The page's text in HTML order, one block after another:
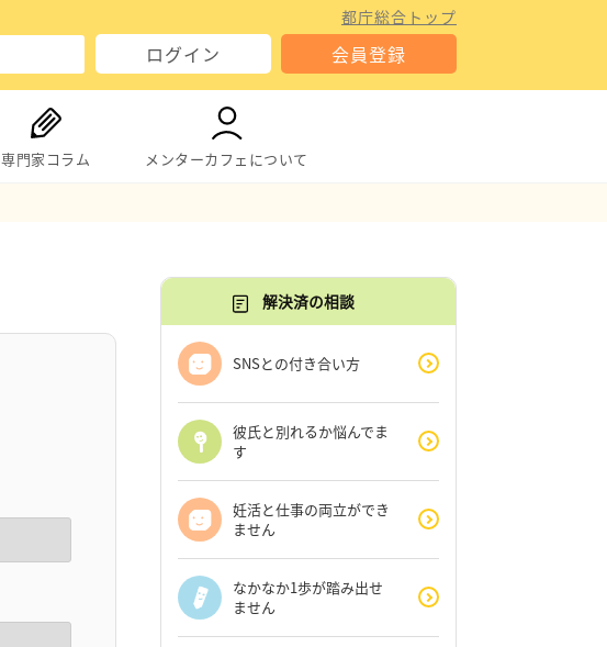
都庁総合トップ
ログイン 会員登録
専門家コラム メンターカフェについて
解決済の相談
SNSとの付き合い方
彼氏と別れるか悩んでま
す
妊活と仕事の両立ができ
ません
なかなか1歩が踏み出せ
ません